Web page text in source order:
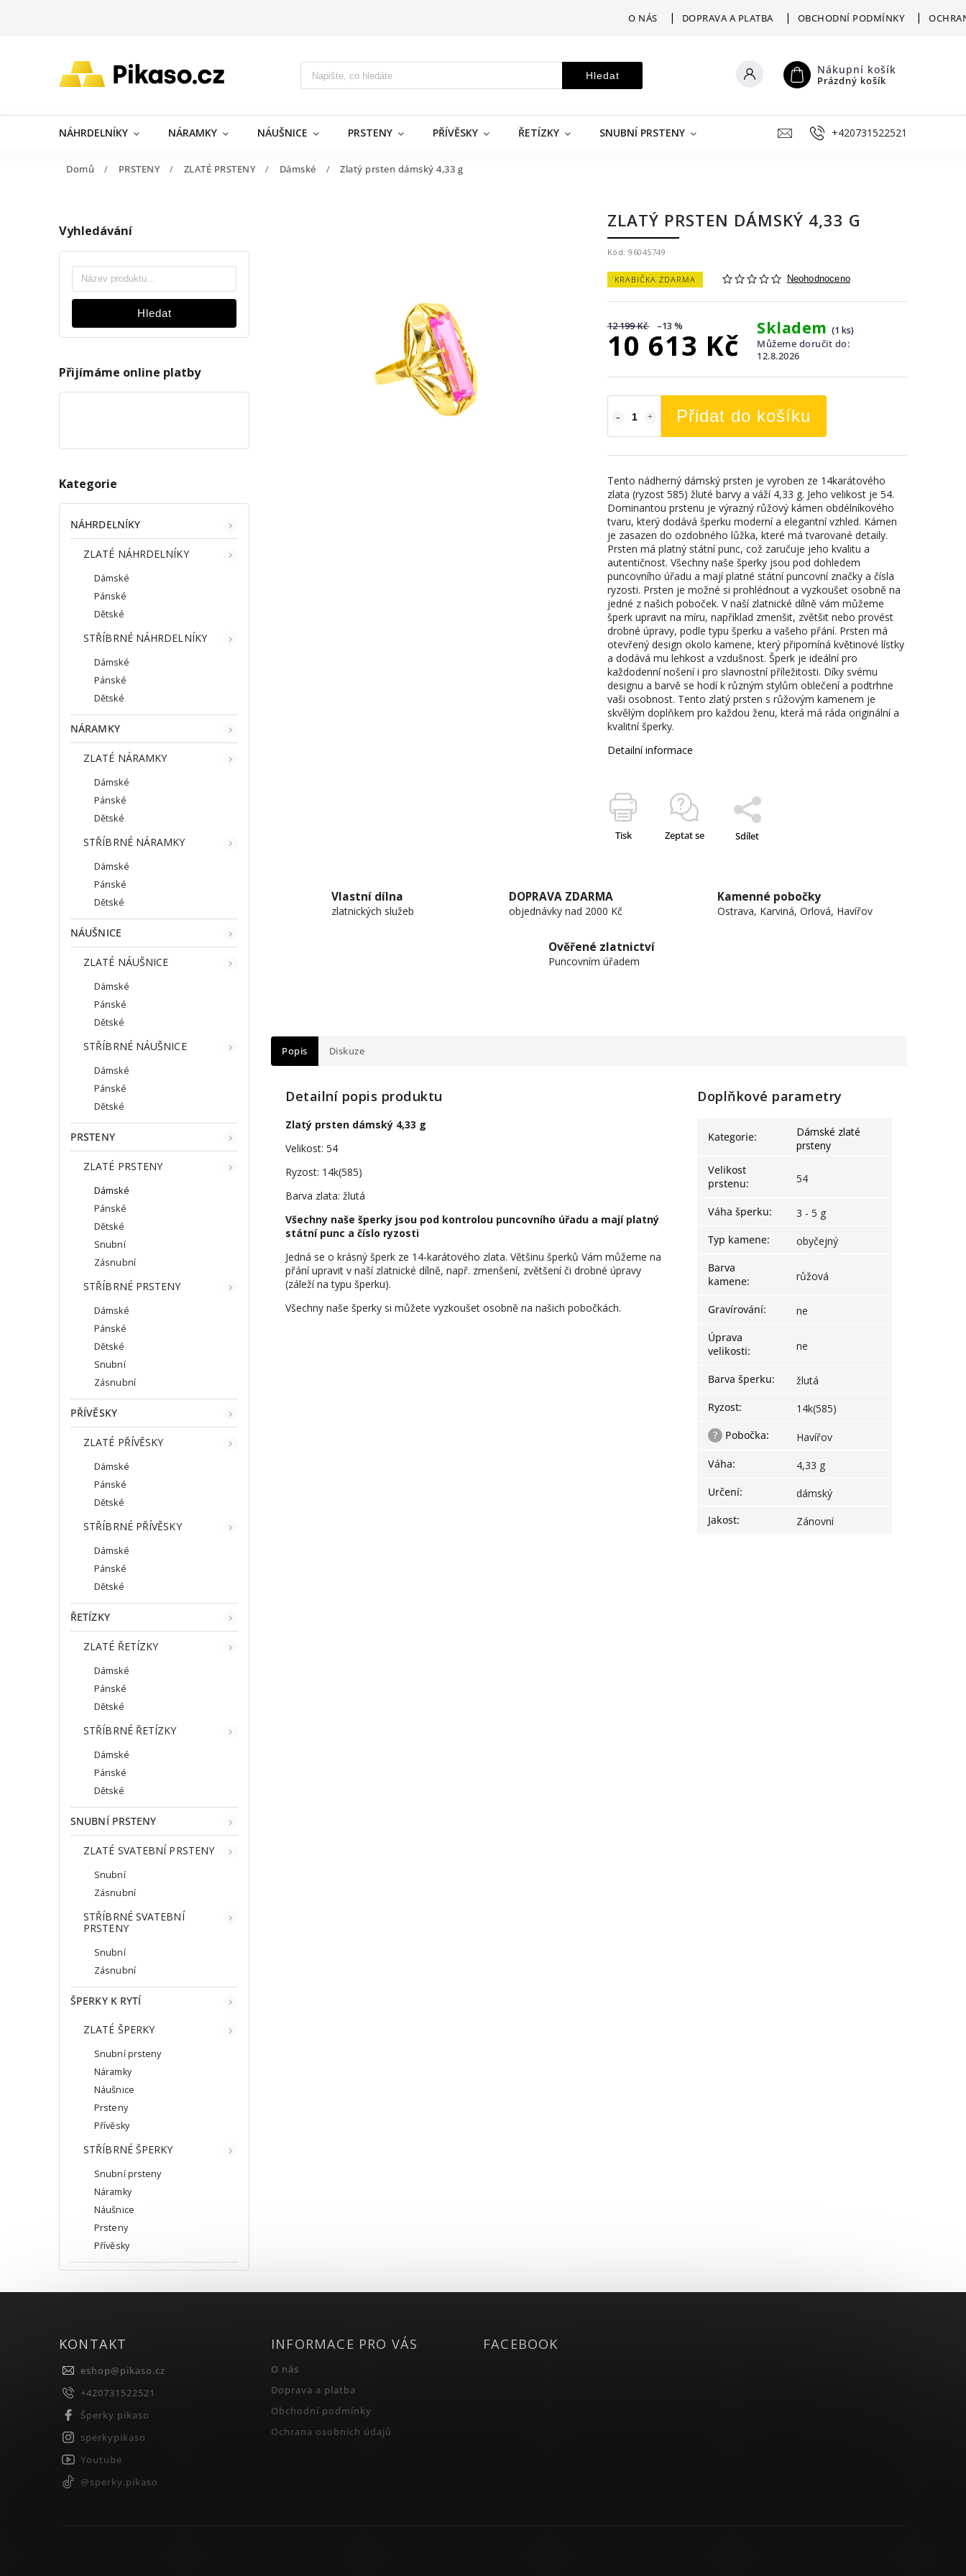
O NÁS DOPRAVA A PLATBA OBCHODNÍ PODMÍNKY
Hledat Nákupní košík
Prázdný košík
NÁHRDELNÍKY NÁRAMKY NÁUŠNICE PRSTENY PŘÍVĚSKY ŘETÍZKY SNUBNÍ PRSTENY ŠPERKY K RYTÍ VÝKUP ZLATNICKÁ
+420731522521
Domů / PRSTENY / ZLATÉ PRSTENY / Dámské / Zlatý prsten dámský 4,33 g
Vyhledávání
Hledat
Přijímáme online platby
Kategorie
NÁHRDELNÍKY
ZLATÉ NÁHRDELNÍKY
Dámské
Pánské
Dětské
STŘÍBRNÉ NÁHRDELNÍKY
Dámské
Pánské
Dětské
NÁRAMKY
ZLATÉ NÁRAMKY
Dámské
Pánské
Dětské
STŘÍBRNÉ NÁRAMKY
Dámské
Pánské
Dětské
NÁUŠNICE
ZLATÉ NÁUŠNICE
Dámské
Pánské
Dětské
STŘÍBRNÉ NÁUŠNICE
Dámské
Pánské
Dětské
PRSTENY
ZLATÉ PRSTENY
Dámské
Pánské
Dětské
Snubní
Zásnubní
STŘÍBRNÉ PRSTENY
Dámské
Pánské
Dětské
Snubní
Zásnubní
PŘÍVĚSKY
ZLATÉ PŘÍVĚSKY
Dámské
Pánské
Dětské
STŘÍBRNÉ PŘÍVĚSKY
Dámské
Pánské
Dětské
ŘETÍZKY
ZLATÉ ŘETÍZKY
Dámské
Pánské
Dětské
STŘÍBRNÉ ŘETÍZKY
Dámské
Pánské
Dětské
SNUBNÍ PRSTENY
ZLATÉ SVATEBNÍ PRSTENY
Snubní
Zásnubní
STŘÍBRNÉ SVATEBNÍ
PRSTENY
Snubní
Zásnubní
ŠPERKY K RYTÍ
ZLATÉ ŠPERKY
Snubní prsteny
Náramky
Náušnice
Prsteny
Přívěsky
STŘÍBRNÉ ŠPERKY
Snubní prsteny
Náramky
Náušnice
Prsteny
Přívěsky
ZLATÝ PRSTEN DÁMSKÝ 4,33 G
Kód: 96045749
KRABIČKA ZDARMA Neohodnoceno
12 199 Kč –13 %
10 613 Kč Skladem(1 ks)
Můžeme doručit do:
12.8.2026
Přidat do košíku
Tento nádherný dámský prsten je vyroben ze 14karátového
zlata (ryzost 585) žluté barvy a váží 4,33 g. Jeho velikost je 54.
Dominantou prstenu je výrazný růžový kámen obdélníkového
tvaru, který dodává šperku moderní a elegantní vzhled. Kámen
je zasazen do ozdobného lůžka, které má tvarované detaily.
Prsten má platný státní punc, což zaručuje jeho kvalitu a
autentičnost. Všechny naše šperky jsou pod dohledem
puncovního úřadu a mají platné státní puncovní značky a čísla
ryzosti. Prsten je možné si prohlédnout a vyzkoušet osobně na
jedné z našich poboček. V naší zlatnické dílně vám můžeme
šperk upravit na míru, například zmenšit, zvětšit nebo provést
drobné úpravy, podle typu šperku a vašeho přání. Prsten má
otevřený design okolo kamene, který připomíná květinové lístky
a dodává mu lehkost a vzdušnost. Šperk je ideální pro
každodenní nošení i pro slavnostní příležitosti. Díky svému
designu a barvě se hodí k různým stylům oblečení a podtrhne
vaši osobnost. Tento zlatý prsten s růžovým kamenem je
skvělým doplňkem pro každou ženu, která má ráda originální a
kvalitní šperky.
Detailní informace
Tisk Zeptat se Sdílet
Vlastní dílna
zlatnických služeb
DOPRAVA ZDARMA
objednávky nad 2000 Kč
Kamenné pobočky
Ostrava, Karviná, Orlová, Havířov
Ověřené zlatnictví
Puncovním úřadem
Popis Diskuze
Detailní popis produktu
Zlatý prsten dámský 4,33 g
Velikost: 54
Ryzost: 14k(585)
Barva zlata: žlutá
Všechny naše šperky jsou pod kontrolou puncovního úřadu a mají platný
státní punc a číslo ryzosti
Jedná se o krásný šperk ze 14-karátového zlata. Většinu šperků Vám můžeme na
přání upravit v naší zlatnické dílně, např. zmenšení, zvětšení či drobné úpravy
(záleží na typu šperku).
Všechny naše šperky si můžete vyzkoušet osobně na našich pobočkách.
Doplňkové parametry
Kategorie:
Dámské zlaté
prsteny
Velikost
prstenu: 54
Váha šperku:
3 - 5 g
Typ kamene:
obyčejný
Barva
kamene: růžová
Gravírování:
ne
Úprava
velikosti: ne
Barva šperku:
žlutá
Ryzost:
14k(585)
?
Pobočka:
Havířov
Váha:
4,33 g
Určení:
dámský
Jakost: Zánovní
KONTAKT
eshop@pikaso.cz
+420731522521
Šperky pikaso
sperkypikaso
Youtube
@sperky.pikaso
INFORMACE PRO VÁS
O nás
Doprava a platba
Obchodní podmínky
Ochrana osobních údajů
FACEBOOK